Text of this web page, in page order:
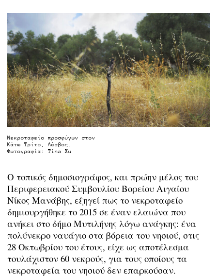
Νεκροταφείο προσφύγων στον
Κάτω Τρίτο, Λέσβος.
Φωτογραφία: Tina Xu
Ο τοπικός δημοσιογράφος, και πρώην μέλος του
Περιφερειακού Συμβουλίου Βορείου Αιγαίου
Νίκος Μανάβης, εξηγεί πως το νεκροταφείο
δημιουργήθηκε το 2015 σε έναν ελαιώνα που
ανήκει στο δήμο Μυτιλήνης λόγω ανάγκης: ένα
πολύνεκρο ναυάγιο στα βόρεια του νησιού, στις
28 Οκτωβρίου του έτους, είχε ως αποτέλεσμα
τουλάχιστον 60 νεκρούς, για τους οποίους τα
νεκροταφεία του νησιού δεν επαρκούσαν.